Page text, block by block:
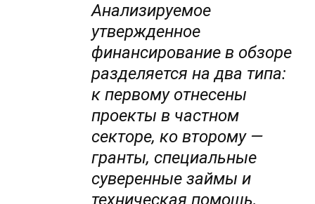
Анализируемое
утвержденное
финансирование в обзоре
разделяется на два типа:
к первому отнесены
проекты в частном
секторе, ко второму —
гранты, специальные
суверенные займы и